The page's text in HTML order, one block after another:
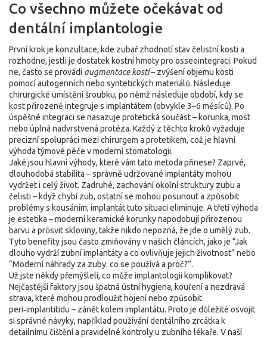
Co všechno můžete očekávat od
dentální implantologie
První krok je konzultace, kde zubař zhodnotí stav čelistní kosti a
rozhodne, jestli je dostatek kostní hmoty pro osseointegraci. Pokud
ne, často se provádí augmentace kostí– zvýšení objemu kosti
pomocí autogenních nebo syntetických materiálů. Následuje
chirurgické umístění šroubku, po němž následuje období, kdy se
kost přirozeně integruje s implantátem (obvykle 3–6 měsíců). Po
úspěšné integraci se nasazuje protetická součást – korunka, most
nebo úplná nadvrstvená protéza. Každý z těchto kroků vyžaduje
precizní spolupráci mezi chirurgem a protetikem, což je hlavní
výhoda týmové péče v moderní stomatologii.
Jaké jsou hlavní výhody, které vám tato metoda přinese? Zaprvé,
dlouhodobá stabilita – správně udržované implantáty mohou
vydržet i celý život. Zadruhé, zachování okolní struktury zubu a
čelisti – když chybí zub, ostatní se mohou posunout a způsobit
problémy s kousáním; implantát tuto situaci eliminuje. A třetí výhoda
je estetika – moderní keramické korunky napodobují přirozenou
barvu a průsvit skloviny, takže nikdo nepozná, že jde o umělý zub.
Tyto benefity jsou často zmiňovány v našich článcích, jako je “Jak
dlouho vydrží zubní implantáty a co ovlivňuje jejich životnost” nebo
“Moderní náhrady za zuby: co se používá a proč?”.
Už jste někdy přemýšleli, co může implantologii komplikovat?
Nejčastější faktory jsou špatná ústní hygiena, kouření a nezdravá
strava, které mohou prodloužit hojení nebo způsobit
peri‑implantitidu – zánět kolem implantátu. Proto je důležité osvojit
si správné návyky, například používání dentálního zrcátka k
detailnímu čištění a pravidelné kontroly u zubního lékaře. V naší